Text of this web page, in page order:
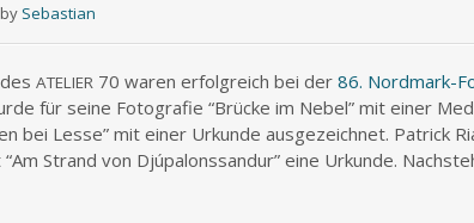
by Sebastian
ATELIER 70 waren erfolg­reich bei der 86. Nord­mark-
für sei­ne Foto­gra­fie “Brü­cke im Nebel” mit einer
bei Les­se” mit einer Urkun­de aus­ge­zeich­net. Patrick
Strand von Djú­pa­lons­san­dur” eine Urkun­de.